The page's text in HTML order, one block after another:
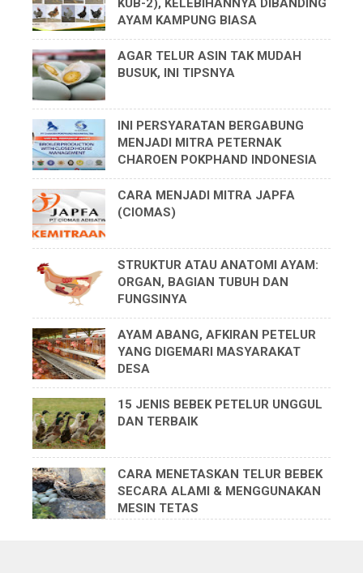
KUB-2), KELEBIHANNYA DIBANDING
AYAM KAMPUNG BIASA
AGAR TELUR ASIN TAK MUDAH
BUSUK, INI TIPSNYA
INI PERSYARATAN BERGABUNG
MENJADI MITRA PETERNAK
CHAROEN POKPHAND INDONESIA
CARA MENJADI MITRA JAPFA
(CIOMAS)
STRUKTUR ATAU ANATOMI AYAM:
ORGAN, BAGIAN TUBUH DAN
FUNGSINYA
AYAM ABANG, AFKIRAN PETELUR
YANG DIGEMARI MASYARAKAT
DESA
15 JENIS BEBEK PETELUR UNGGUL
DAN TERBAIK
CARA MENETASKAN TELUR BEBEK
SECARA ALAMI & MENGGUNAKAN
MESIN TETAS